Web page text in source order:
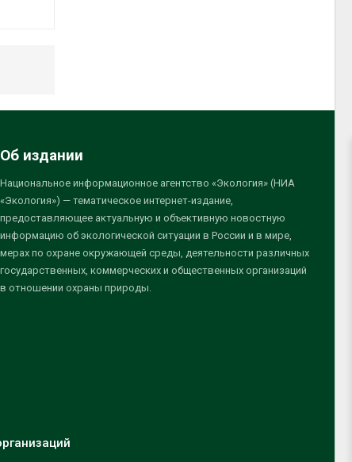
Об издании
Национальное информационное агентство «Экология» (НИА
«Экология») — тематическое интернет-издание,
предоставляющее актуальную и объективную новостную
информацию об экологической ситуации в России и в мире,
мерах по охране окружающей среды, деятельности различных
государственных, коммерческих и общественных организаций
в отношении охраны природы.